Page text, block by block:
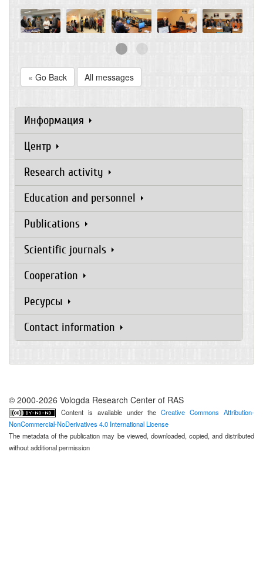
« Go Back All messages
Информация
Центр
Research activity
Education and personnel
Publications
Scientific journals
Cooperation
Ресурсы
Contact information
© 2000-2026 Vologda Research Center of RAS
Content is available under theCreative Commons Attribution-
NonCommercial-NoDerivatives 4.0 International License
The metadata of the publication may be viewed, downloaded, copied, and distributed
without additional permission